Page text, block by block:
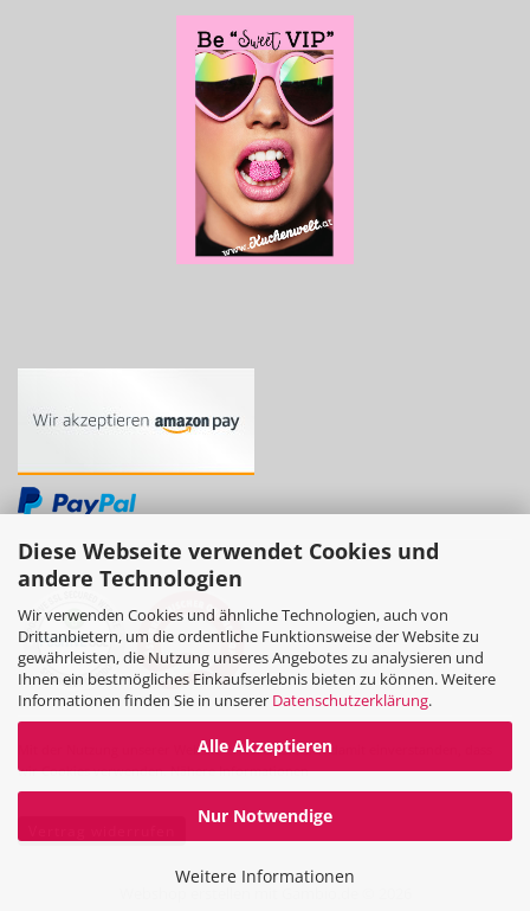
Diese Webseite verwendet Cookies und
andere Technologien
Wir verwenden Cookies und ähnliche Technologien, auch von
Drittanbietern, um die ordentliche Funktionsweise der Website zu
gewährleisten, die Nutzung unseres Angebotes zu analysieren und
Ihnen ein bestmögliches Einkaufserlebnis bieten zu können. Weitere
Informationen finden Sie in unserer Datenschutzerklärung.
Alle Akzeptieren
Nur Notwendige
Weitere Informationen
Mit der Nutzung unserer Website erklären Sie sich damit einverstanden, dass
wir Cookies verwenden.Nähere Informationen